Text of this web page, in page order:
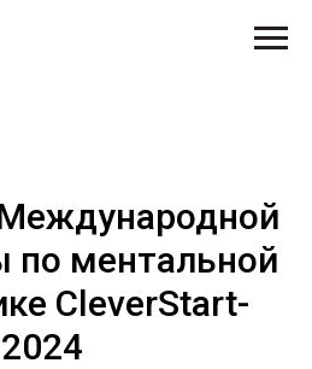
ментальной
CleverStart-
2024